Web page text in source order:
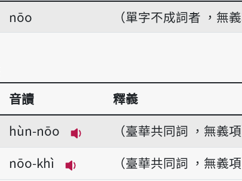
nōo （單字不成詞者 ，無義
音讀
釋義
hùn-nōo
播放音讀hùn-nōo
（臺華共同詞 ，無義項
nōo-khì
（臺華共同詞 ，無義項